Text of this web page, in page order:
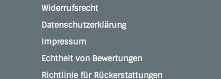
Widerrufsrecht
Datenschutzerklärung
Impressum
Echtheit von Bewertungen
Richtlinie für Rückerstattungen